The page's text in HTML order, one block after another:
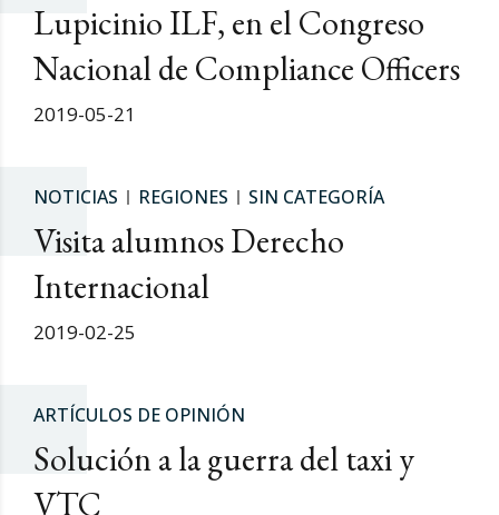
Lupicinio ILF, en el Congreso
Nacional de Compliance Officers
2019-05-21
NOTICIAS REGIONES SIN CATEGORÍA
Visita alumnos Derecho
Internacional
2019-02-25
ARTÍCULOS DE OPINIÓN
Solución a la guerra del taxi y
VTC